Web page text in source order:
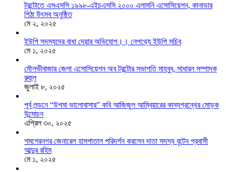
টরন্টোতে এসএসসি ১৯৯৮-এইচএসসি ২০০০ এলামনি এসোসিয়েশন, কানাডার
পিঠা উৎসব অনুষ্ঠিত
মে ২, ২০২৫
ইউপি সদস্যদের বাধা দেয়ার অভিযোগ।। নেপথ্যে ইউপি সচিব
মে ১, ২০২৫
মৌলভীবাজার জেলা এসোসিয়েশন অব টরন্টোর সভাপতি মাহবুব, সাধারন সম্পাদক
রুহুল
জুলাই ৮, ২০২৫
পূর্ব লন্ডনে “উপমা ভালোবাসার” কবি আজিজুল আম্বিয়ারের কাব্যগ্রন্থের মোড়ক
উন্মোচন
এপ্রিল ৩০, ২০২৫
শমশেরনগর জেনারেল হাসপাতাল পরিদর্শন করলেন দাতা সদস্য বৃটেন প্রবাসী
আব্দুর রহিম
মে ১, ২০২৫